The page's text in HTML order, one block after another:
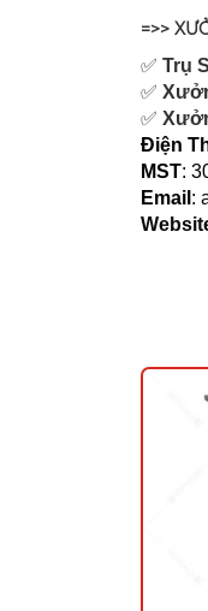
=>>
✅ Trụ
✅
✅
Điện
MST:
Email :